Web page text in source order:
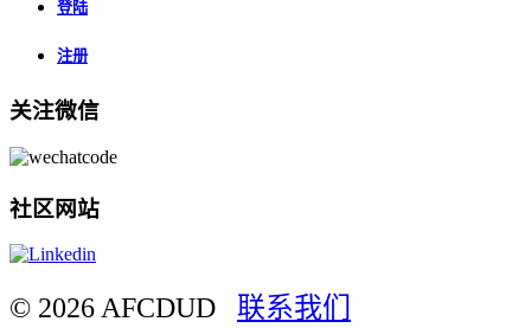
登陆
注册
关注微信
社区网站
© 2026 AFCDUD 联系我们